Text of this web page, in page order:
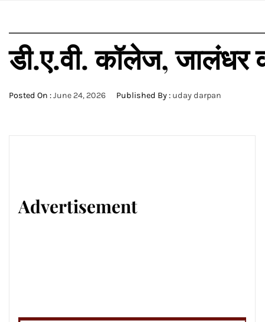
डी.ए.वी. कॉलेज, जालंधर
Posted On :June 24, 2026 Published By : uday darpan
Advertisement